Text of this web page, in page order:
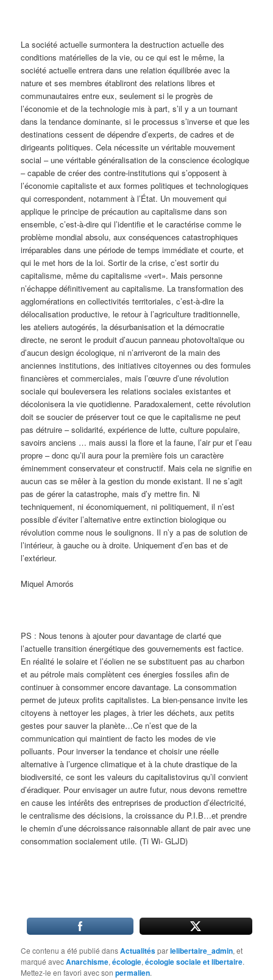
La société actuelle surmontera la destruction actuelle des
conditions matérielles de la vie, ou ce qui est le même, la
société actuelle entrera dans une relation équilibrée avec la
nature et ses membres établiront des relations libres et
communautaires entre eux, seulement si le progrès de
l’économie et de la technologie mis à part, s’il y a un tournant
dans la tendance dominante, si le processus s’inverse et que les
destinations cessent de dépendre d’experts, de cadres et de
dirigeants politiques. Cela nécessite un véritable mouvement
social – une véritable généralisation de la conscience écologique
– capable de créer des contre-institutions qui s’opposent à
l’économie capitaliste et aux formes politiques et technologiques
qui correspondent, notamment à l’État. Un mouvement qui
applique le principe de précaution au capitalisme dans son
ensemble, c’est-à-dire qui l’identifie et le caractérise comme le
problème mondial absolu, aux conséquences catastrophiques
irréparables dans une période de temps immédiate et courte, et
qui le met hors de la loi. Sortir de la crise, c’est sortir du
capitalisme, même du capitalisme «vert». Mais personne
n’échappe définitivement au capitalisme. La transformation des
agglomérations en collectivités territoriales, c’est-à-dire la
délocalisation productive, le retour à l’agriculture traditionnelle,
les ateliers autogérés, la désurbanisation et la démocratie
directe, ne seront le produit d’aucun panneau photovoltaïque ou
d’aucun design écologique, ni n’arriveront de la main des
anciennes institutions, des initiatives citoyennes ou des formules
financières et commerciales, mais l’œuvre d’une révolution
sociale qui bouleversera les relations sociales existantes et
décolonisera la vie quotidienne. Paradoxalement, cette révolution
doit se soucier de préserver tout ce que le capitalisme ne peut
pas détruire – solidarité, expérience de lutte, culture populaire,
savoirs anciens … mais aussi la flore et la faune, l’air pur et l’eau
propre – donc qu’il aura pour la première fois un caractère
éminemment conservateur et constructif. Mais cela ne signifie en
aucun cas se mêler à la gestion du monde existant. Il ne s’agit
pas de gérer la catastrophe, mais d’y mettre fin. Ni
techniquement, ni économiquement, ni politiquement, il n’est
possible d’éviter l’alternative entre extinction biologique ou
révolution comme nous le soulignons. Il n’y a pas de solution de
l’intérieur, à gauche ou à droite. Uniquement d’en bas et de
l’extérieur.
Miquel Amorós
PS : Nous tenons à ajouter pour davantage de clarté que
l’actuelle transition énergétique des gouvernements est factice.
En réalité le solaire et l’éolien ne se substituent pas au charbon
et au pétrole mais complètent ces énergies fossiles afin de
continuer à consommer encore davantage. La consommation
permet de juteux profits capitalistes. La bien-pensance invite les
citoyens à nettoyer les plages, à trier les déchets, aux petits
gestes pour sauver la planète…Ce n’est que de la
communication qui maintient de facto les modes de vie
polluants. Pour inverser la tendance et choisir une réelle
alternative à l’urgence climatique et à la chute drastique de la
biodiversité, ce sont les valeurs du capitalistovirus qu’il convient
d’éradiquer. Pour envisager un autre futur, nous devons remettre
en cause les intérêts des entreprises de production d’électricité,
le centralisme des décisions, la croissance du P.I.B…et prendre
le chemin d’une décroissance raisonnable allant de pair avec une
consommation socialement utile. (Ti Wi- GLJD)
Ce contenu a été publié dansActualitésparlelibertaire_admin, et
marqué avecAnarchisme,écologie,écologie sociale et libertaire.
Mettez-le en favori avec sonpermalien.